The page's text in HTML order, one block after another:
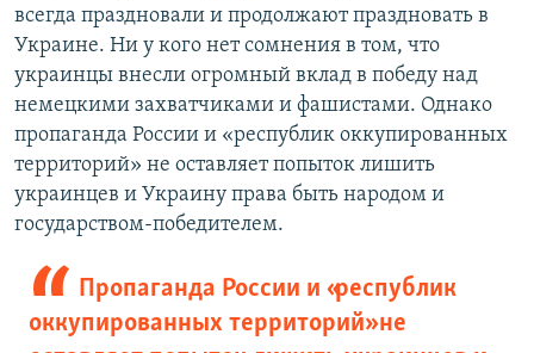
всегда праздновали и продолжают праздновать в
Украине. Ни у кого нет сомнения в том, что
украинцы внесли огромный вклад в победу над
немецкими захватчиками и фашистами. Однако
пропаганда России и «республик оккупированных
территорий» не оставляет попыток лишить
украинцев и Украину права быть народом и
государством-победителем.
Пропаганда России и «республик
оккупированных территорий» не